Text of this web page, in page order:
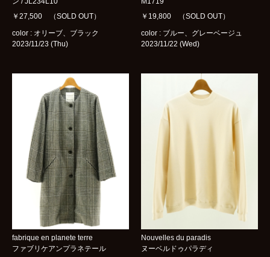
￥27,500 （SOLD OUT）
color : オリーブ、ブラック
2023/11/23 (Thu)
￥19,800 （SOLD OUT）
color : ブルー、グレーベージュ
2023/11/22 (Wed)
fabrique en planete terre
ファブリケアンプラネテール
Nouvelles du paradis
ヌーベルドゥパラディ